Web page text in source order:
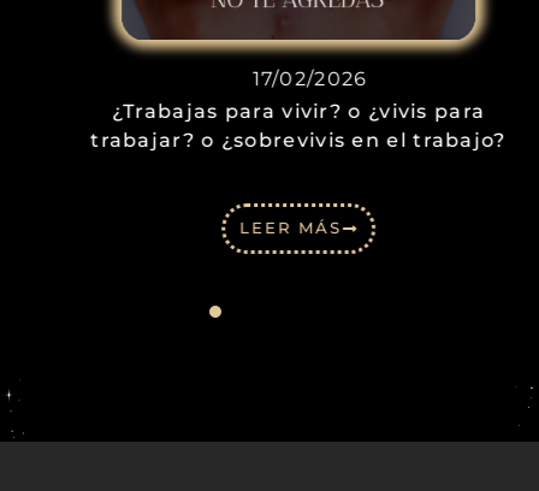
17/02/2026
¿Trabajas para vivir? o ¿vivis para
trabajar? o ¿sobrevivis en el trabajo?
LEER MÁS